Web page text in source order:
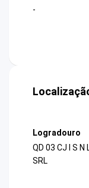
-
Logradouro
QD 03 CJ I S N
SRL